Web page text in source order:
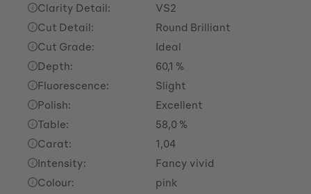
Clarity Detail:
VS2
Cut Detail:
Round Brilliant
Cut Grade:
Ideal
Depth:
60,1 %
Fluorescence:
Slight
Polish:
Excellent
Table:
58,0 %
Carat:
1,04
Intensity:
Fancy vivid
Colour:
pink